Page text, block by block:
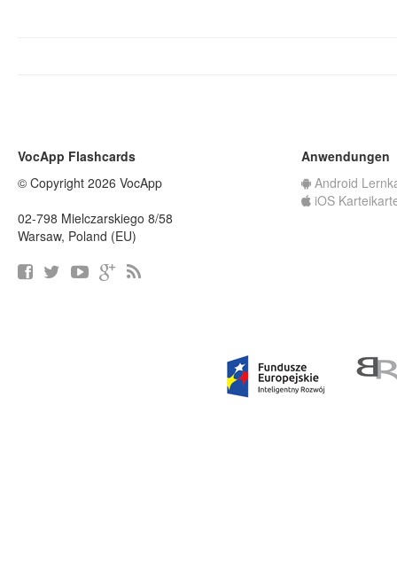
VocApp Flashcards
© Copyright 2026 VocApp
02-798 Mielczarskiego 8/58
Warsaw, Poland (EU)
Anwendungen
Android
iOS